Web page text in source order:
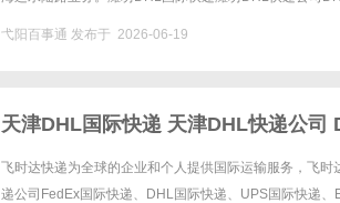
弋阳百事通 发布于 2026-06-19
天津DHL国际快递 天津DHL快递公司
飞时达快递为全球的企业和个人提供国际运输服务，飞
递公司FedEx国际快递、DHL国际快递、UPS国际快递、